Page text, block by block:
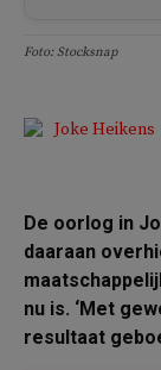
Foto: Stocksnap
De oorlog in
daaraan
nu is. ‘Met
resultaat